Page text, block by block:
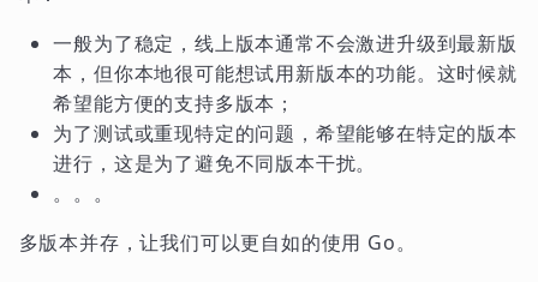
一般为了稳定，线上版本通常不会激进升级到最新版
本，但你本地很可能想试用新版本的功能。这时候就
希望能方便的支持多版本；
为了测试或重现特定的问题，希望能够在特定的版本
进行，这是为了避免不同版本干扰。
。。。
多版本并存，让我们可以更自如的使用 Go。